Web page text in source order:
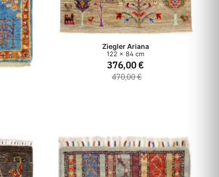
Ziegler Ariana
122 x 84 cm
376,00 €
470,00 €